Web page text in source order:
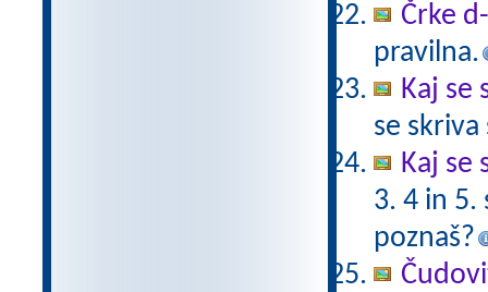
Črke
pravilna.
Kaj se
se
Kaj se
3. 4 in 5.
poznaš?